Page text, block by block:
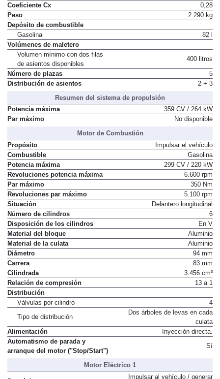
Coeficiente Cx
0,28
Peso
2.290 kg
Depósito de combustible
Gasolina
82 l
Volúmenes de maletero
Volumen mínimo con dos filas
de asientos disponibles
400 litros
Número de plazas
5
Distribución de asientos
2 + 3
Resumen del sistema de propulsión
Potencia máxima
359 CV / 264 kW
Par máximo
No disponible
Motor de Combustión
Propósito
Impulsar el vehículo
Combustible
Gasolina
Potencia máxima
299 CV / 220 kW
Revoluciones potencia máxima
6.600 rpm
Par máximo
350 Nm
Revoluciones par máximo
5.100 rpm
Situación
Delantero longitudinal
Número de cilindros
6
Disposición de los cilindros
En V
Material del bloque
Aluminio
Material de la culata
Aluminio
Diámetro
94 mm
Carrera
83 mm
Cilindrada
3.456 cm³
Relación de compresión
13 a 1
Distribución
Válvulas por cilindro
4
Tipo de distribución
Dos árboles de levas en cada
culata
Alimentación
Inyección directa.
Automatismo de parada y
arranque del motor ("Stop/Start")
Sí
Motor Eléctrico 1
Impulsar al vehículo / generar